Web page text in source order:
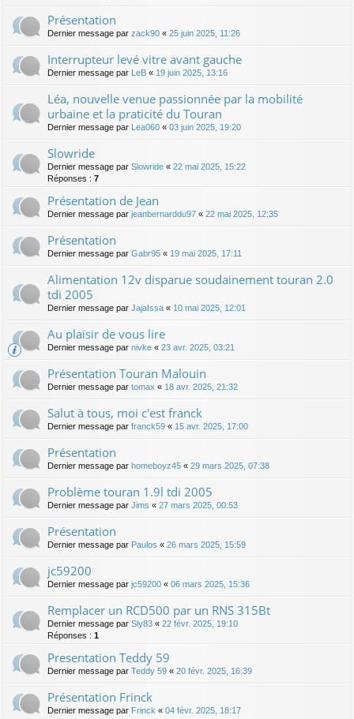
Présentation
Dernier message par zack90 « 25 juin 2025, 11:26
Interrupteur levé vitre avant gauche
Dernier message par LeB « 19 juin 2025, 13:16
Léa, nouvelle venue passionnée par la mobilité
urbaine et la praticité du Touran
Dernier message par Lea060 « 03 juin 2025, 19:20
Slowride
Dernier message par Slowride « 22 mai 2025, 15:22
Réponses : 7
Présentation de Jean
Dernier message par jeanbernarddu97 « 22 mai 2025, 12:35
Présentation
Dernier message par Gabr95 « 19 mai 2025, 17:11
Alimentation 12v disparue soudainement touran 2.0
tdi 2005
Dernier message par JajaIssa « 10 mai 2025, 12:01
Au plaisir de vous lire
Dernier message par nivke « 23 avr. 2025, 03:21
Présentation Touran Malouin
Dernier message par tomax « 18 avr. 2025, 21:32
Salut à tous, moi c'est franck
Dernier message par franck59 « 15 avr. 2025, 17:00
Présentation
Dernier message par homeboyz45 « 29 mars 2025, 07:38
Problème touran 1.9l tdi 2005
Dernier message par Jims « 27 mars 2025, 00:53
Présentation
Dernier message par Paulos « 26 mars 2025, 15:59
jc59200
Dernier message par jc59200 « 06 mars 2025, 15:36
Remplacer un RCD500 par un RNS 315Bt
Dernier message par Sly83 « 22 févr. 2025, 19:10
Réponses : 1
Presentation Teddy 59
Dernier message par Teddy 59 « 20 févr. 2025, 16:39
Présentation Frinck
Dernier message par Frinck « 04 févr. 2025, 18:17